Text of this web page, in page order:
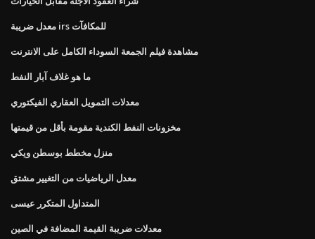
معدل ضريبة irs للمكافآت
مشاهدة فيلم الجمعة السوداء الكامل على الانترنت
ما هو غلاف آبار النفط
معدلات التمويل العقاري الفيكتوري
مخزونات النفط الكندية مقومة بأقل من قيمتها
منزل مخطط بوسطن ويكي
معدل الرياضيات من التغيير مشتق
المتداول المتكرر عيسى
معدلات ضريبة القيمة المضافة في الصين